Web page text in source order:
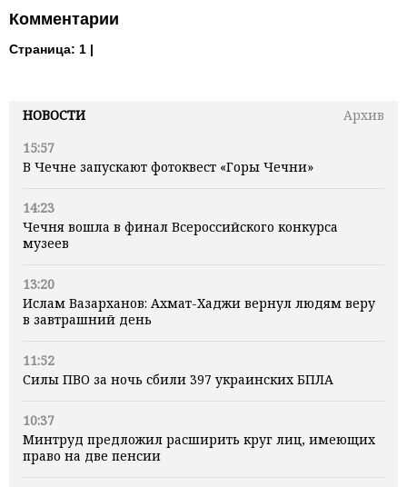
НОВОСТИ
Архив
15:57
В Чечне запускают фотоквест «Горы Чечни»
14:23
Чечня вошла в финал Всероссийского конкурса
музеев
13:20
Ислам Вазарханов: Ахмат-Хаджи вернул людям веру
в завтрашний день
11:52
Силы ПВО за ночь сбили 397 украинских БПЛА
10:37
Минтруд предложил расширить круг лиц, имеющих
право на две пенсии
Комментарии
Страница: 1 |